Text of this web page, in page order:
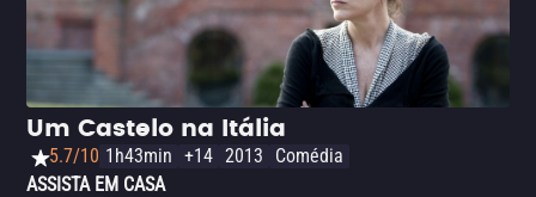
sentimentos e desejos.
Um Castelo na Itália
5.7/10 1h43min +14 2013
Comédia
ASSISTA EM CASA